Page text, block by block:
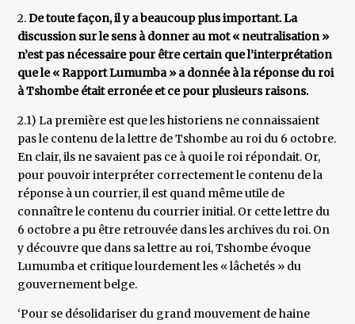
2.De toute façon, il y a beaucoup plus important. La
discussion sur le sens à donner au mot « neutralisation »
n’est pas nécessaire pour être certain que l’interprétation
que le « Rapport Lumumba » a donnée à la réponse du roi
à Tshombe était erronée et ce pour plusieurs raisons.
2.1) La première est que les historiens ne connaissaient
pas le contenu de la lettre de Tshombe au roi du 6 octobre.
En clair, ils ne savaient pas ce à quoi le roi répondait. Or,
pour pouvoir interpréter correctement le contenu de la
réponse à un courrier, il est quand même utile de
connaître le contenu du courrier initial. Or cette lettre du
6 octobre a pu être retrouvée dans les archives du roi. On
y découvre que dans sa lettre au roi, Tshombe évoque
Lumumba et critique lourdement les « lâchetés » du
gouvernement belge.
‘Pour se désolidariser du grand mouvement de haine